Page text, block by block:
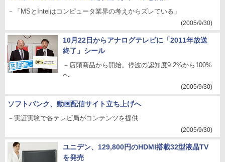
－「MSとIntelはコンピュータ業界の考えからズレている」
(2005/9/30)
10月22日からアナログテレビに「2011年放送
終了」シール
－店頭商品から開始。停波の認知度9.2%から100%
へ
(2005/9/30)
ソフトバンク、動画配信サイト立ち上げへ
－実証実験で各テレビ局がコンテンツを提供
(2005/9/30)
ユニデン、129,800円のHDMI搭載32型液晶TV
を発売